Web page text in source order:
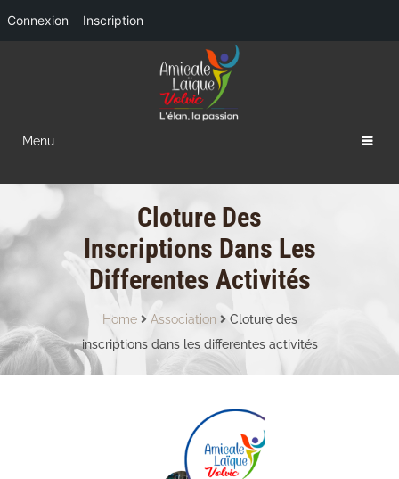
Menu
Cloture Des
Inscriptions Dans Les
Differentes Activités
Home Association
Cloture des
inscriptions dans les differentes activités
Connexion Inscription